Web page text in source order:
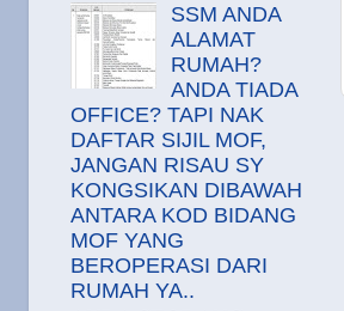
SSM ANDA
ALAMAT
RUMAH?
ANDA TIADA
OFFICE? TAPI NAK
DAFTAR SIJIL MOF,
JANGAN RISAU SY
KONGSIKAN DIBAWAH
ANTARA KOD BIDANG
MOF YANG
BEROPERASI DARI
RUMAH YA..